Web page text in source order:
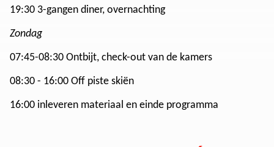
19:30 3-gangen diner, overnachting
Zondag
07:45-08:30 Ontbijt, check-out van de kamers
08:30 - 16:00 Off piste skiën
16:00 inleveren materiaal en einde programma